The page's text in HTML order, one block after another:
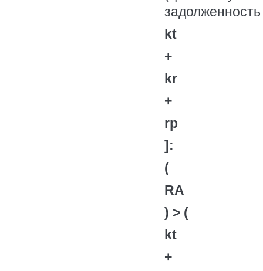
kt
+
kr
+
rp
]:
(
RA
) > (
kt
+